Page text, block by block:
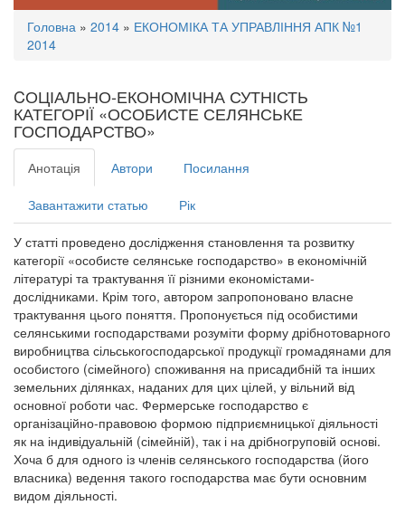
Ви
тут
Головна » 2014 » ЕКОНОМІКА ТА УПРАВЛІННЯ АПК №1
2014
CОЦІАЛЬНО-ЕКОНОМІЧНА СУТНІСТЬ
КАТЕГОРІЇ «ОСОБИСТЕ СЕЛЯНСЬКЕ
ГОСПОДАРСТВО»
Анотація Автори Посилання
Завантажити статью Рік
У статті проведено дослідження становлення та розвитку
категорії «особисте селянське господарство» в економічній
літературі та трактування її різними економістами-
дослідниками. Крім того, автором запропоновано власне
трактування цього поняття. Пропонується під особистими
селянськими господарствами розуміти форму дрібнотоварного
виробництва сільськогосподарської продукції громадянами для
особистого (сімейного) споживання на присадибній та інших
земельних ділянках, наданих для цих цілей, у вільний від
основної роботи час. Фермерське господарство є
організаційно-правовою формою підприємницької діяльності
як на індивідуальній (сімейній), так і на дрібногруповій основі.
Хоча б для одного із членів селянського господарства (його
власника) ведення такого господарства має бути основним
видом діяльності.